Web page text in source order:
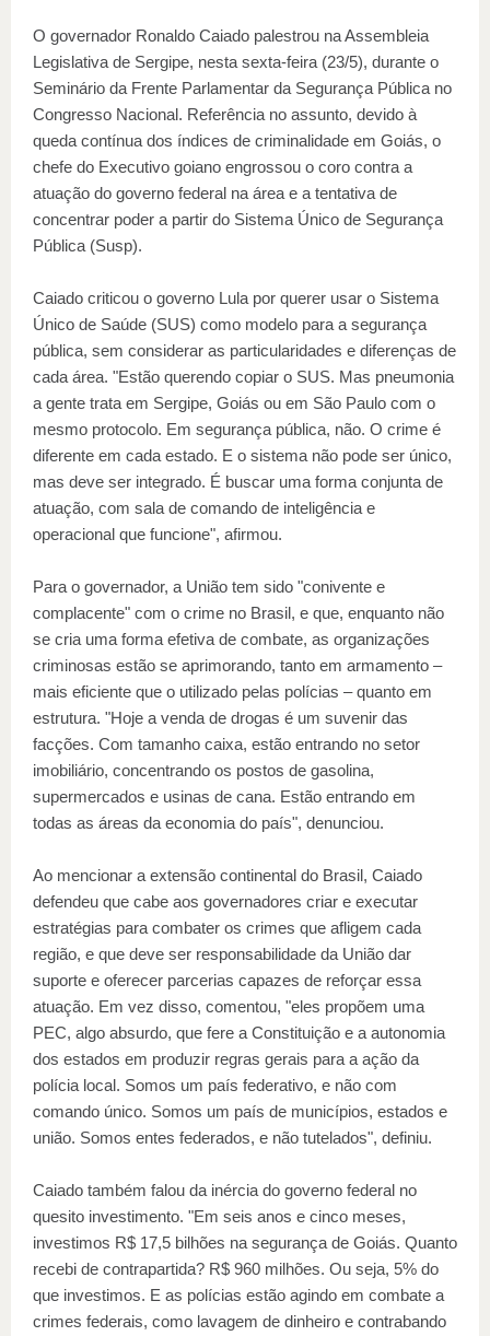
O governador Ronaldo Caiado palestrou na Assembleia
Legislativa de Sergipe, nesta sexta-feira (23/5), durante o
Seminário da Frente Parlamentar da Segurança Pública no
Congresso Nacional. Referência no assunto, devido à
queda contínua dos índices de criminalidade em Goiás, o
chefe do Executivo goiano engrossou o coro contra a
atuação do governo federal na área e a tentativa de
concentrar poder a partir do Sistema Único de Segurança
Pública (Susp).
Caiado criticou o governo Lula por querer usar o Sistema
Único de Saúde (SUS) como modelo para a segurança
pública, sem considerar as particularidades e diferenças de
cada área. "Estão querendo copiar o SUS. Mas pneumonia
a gente trata em Sergipe, Goiás ou em São Paulo com o
mesmo protocolo. Em segurança pública, não. O crime é
diferente em cada estado. E o sistema não pode ser único,
mas deve ser integrado. É buscar uma forma conjunta de
atuação, com sala de comando de inteligência e
operacional que funcione", afirmou.
Para o governador, a União tem sido "conivente e
complacente" com o crime no Brasil, e que, enquanto não
se cria uma forma efetiva de combate, as organizações
criminosas estão se aprimorando, tanto em armamento –
mais eficiente que o utilizado pelas polícias – quanto em
estrutura. "Hoje a venda de drogas é um suvenir das
facções. Com tamanho caixa, estão entrando no setor
imobiliário, concentrando os postos de gasolina,
supermercados e usinas de cana. Estão entrando em
todas as áreas da economia do país", denunciou.
Ao mencionar a extensão continental do Brasil, Caiado
defendeu que cabe aos governadores criar e executar
estratégias para combater os crimes que afligem cada
região, e que deve ser responsabilidade da União dar
suporte e oferecer parcerias capazes de reforçar essa
atuação. Em vez disso, comentou, "eles propõem uma
PEC, algo absurdo, que fere a Constituição e a autonomia
dos estados em produzir regras gerais para a ação da
polícia local. Somos um país federativo, e não com
comando único. Somos um país de municípios, estados e
união. Somos entes federados, e não tutelados", definiu.
Caiado também falou da inércia do governo federal no
quesito investimento. "Em seis anos e cinco meses,
investimos R$ 17,5 bilhões na segurança de Goiás. Quanto
recebi de contrapartida? R$ 960 milhões. Ou seja, 5% do
que investimos. E as polícias estão agindo em combate a
crimes federais, como lavagem de dinheiro e contrabando